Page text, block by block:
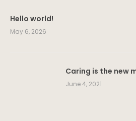
Hello world!
May 6, 2026
Caring is the new
June 4, 2021